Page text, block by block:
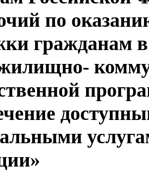
по
гражданам